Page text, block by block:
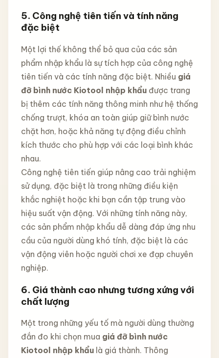
5. Công nghệ tiên tiến và tính năng
đặc biệt
Một lợi thế không thể bỏ qua của các sản
phẩm nhập khẩu là sự tích hợp của công nghệ
tiên tiến và các tính năng đặc biệt. Nhiều giá
đỡ bình nước Kiotool nhập khẩuđược trang
bị thêm các tính năng thông minh như hệ thống
chống trượt, khóa an toàn giúp giữ bình nước
chặt hơn, hoặc khả năng tự động điều chỉnh
kích thước cho phù hợp với các loại bình khác
nhau.
Công nghệ tiên tiến giúp nâng cao trải nghiệm
sử dụng, đặc biệt là trong những điều kiện
khắc nghiệt hoặc khi bạn cần tập trung vào
hiệu suất vận động. Với những tính năng này,
các sản phẩm nhập khẩu dễ dàng đáp ứng nhu
cầu của người dùng khó tính, đặc biệt là các
vận động viên hoặc người chơi xe đạp chuyên
nghiệp.
6. Giá thành cao nhưng tương xứng với
chất lượng
Một trong những yếu tố mà người dùng thường
đắn đo khi chọn mua giá đỡ bình nước
Kiotool nhập khẩulà giá thành. Thông